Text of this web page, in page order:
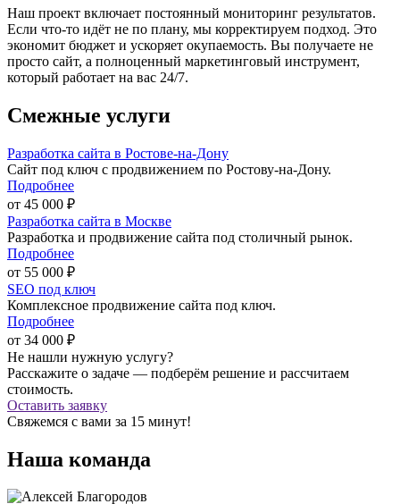
Наш проект включает постоянный мониторинг результатов.
Если что-то идёт не по плану, мы корректируем подход. Это
экономит бюджет и ускоряет окупаемость. Вы получаете не
просто сайт, а полноценный маркетинговый инструмент,
который работает на вас 24/7.
Смежные услуги
Разработка сайта в Ростове-на-Дону
Сайт под ключ с продвижением по Ростову-на-Дону.
Подробнее
от 45 000 ₽
Разработка сайта в Москве
Разработка и продвижение сайта под столичный рынок.
Подробнее
от 55 000 ₽
SEO под ключ
Комплексное продвижение сайта под ключ.
Подробнее
от 34 000 ₽
Не нашли нужную услугу?
Расскажите о задаче — подберём решение и рассчитаем
стоимость.
Оставить заявку
Свяжемся с вами за 15 минут!
Наша команда